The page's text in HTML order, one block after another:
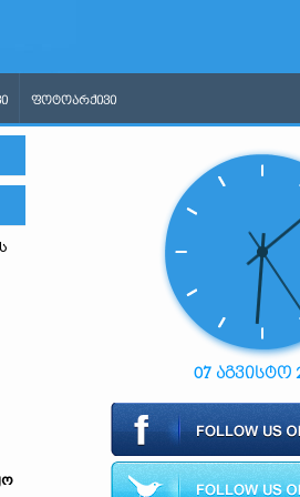
ᲤᲝᲢᲝᲐᲠᲥᲘᲕᲘ
07 აგვისტო